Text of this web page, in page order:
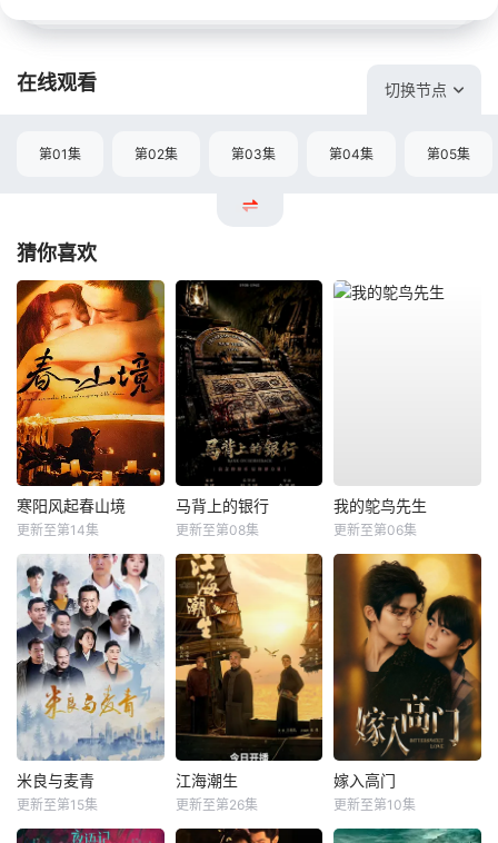
在线观看 切换节点
第01集 第02集 第03集 第04集 第05集
猜你喜欢
寒阳风起春山境
更新至第14集
马背上的银行
更新至第08集
我的鸵鸟先生
更新至第06集
米良与麦青
更新至第15集
江海潮生
更新至第26集
嫁入高门
更新至第10集